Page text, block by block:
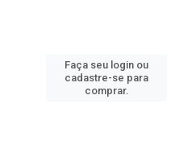
Faça seu login ou
cadastre-se para
comprar.